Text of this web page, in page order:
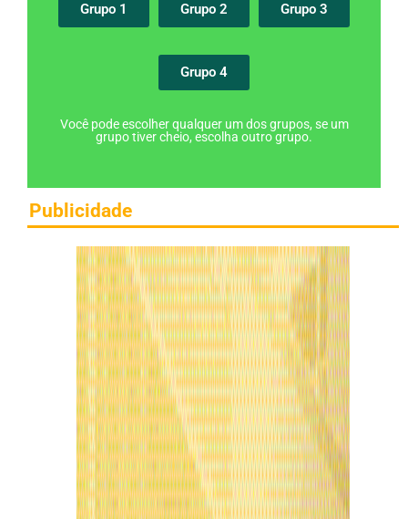
Grupo 1 Grupo 2 Grupo 3
Grupo 4
Você pode escolher qualquer um dos grupos, se um
grupo tiver cheio, escolha outro grupo.
Publicidade